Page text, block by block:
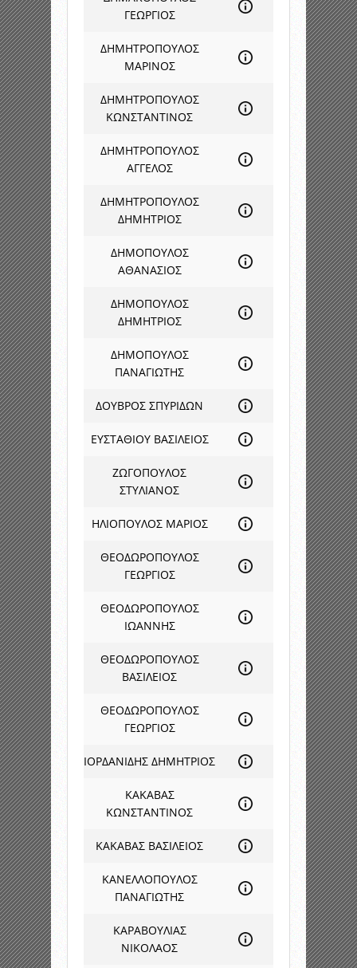
ΓΕΩΡΓΙΟΣ
ΔΗΜΗΤΡΟΠΟΥΛΟΣ
ΜΑΡΙΝΟΣ
ΔΗΜΗΤΡΟΠΟΥΛΟΣ
ΚΩΝΣΤΑΝΤΙΝΟΣ
ΔΗΜΗΤΡΟΠΟΥΛΟΣ
ΑΓΓΕΛΟΣ
ΔΗΜΗΤΡΟΠΟΥΛΟΣ
ΔΗΜΗΤΡΙΟΣ
ΔΗΜΟΠΟΥΛΟΣ
ΑΘΑΝΑΣΙΟΣ
ΔΗΜΟΠΟΥΛΟΣ
ΔΗΜΗΤΡΙΟΣ
ΔΗΜΟΠΟΥΛΟΣ
ΠΑΝΑΓΙΩΤΗΣ
ΔΟΥΒΡΟΣ ΣΠΥΡΙΔΩΝ
ΕΥΣΤΑΘΙΟΥ ΒΑΣΙΛΕΙΟΣ
ΖΩΓΟΠΟΥΛΟΣ
ΣΤΥΛΙΑΝΟΣ
ΗΛΙΟΠΟΥΛΟΣ ΜΑΡΙΟΣ
ΘΕΟΔΩΡΟΠΟΥΛΟΣ
ΓΕΩΡΓΙΟΣ
ΘΕΟΔΩΡΟΠΟΥΛΟΣ
ΙΩΑΝΝΗΣ
ΘΕΟΔΩΡΟΠΟΥΛΟΣ
ΒΑΣΙΛΕΙΟΣ
ΘΕΟΔΩΡΟΠΟΥΛΟΣ
ΓΕΩΡΓΙΟΣ
ΙΟΡΔΑΝΙΔΗΣ ΔΗΜΗΤΡΙΟΣ
ΚΑΚΑΒΑΣ
ΚΩΝΣΤΑΝΤΙΝΟΣ
ΚΑΚΑΒΑΣ ΒΑΣΙΛΕΙΟΣ
ΚΑΝΕΛΛΟΠΟΥΛΟΣ
ΠΑΝΑΓΙΩΤΗΣ
ΚΑΡΑΒΟΥΛΙΑΣ
ΝΙΚΟΛΑΟΣ